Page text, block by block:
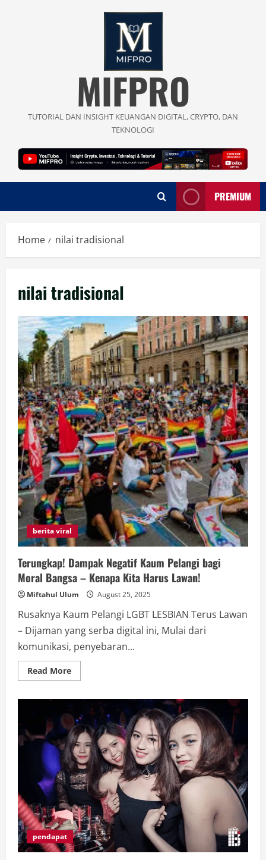
MIFPRO
TUTORIAL DAN INSIGHT KEUANGAN DIGITAL, CRYPTO, DAN
TEKNOLOGI
PREMIUM
Home nilai tradisional
nilai tradisional
berita viral
Terungkap! Dampak Negatif Kaum Pelangi bagi
Moral Bangsa – Kenapa Kita Harus Lawan!
Miftahul Ulum August 25, 2025
Rusaknya Kaum Pelangi LGBT LESBIAN Terus Lawan
– Dijaman yang serba digital ini, Mulai dari
komunikasi, penyebaran...
Read MoreRead
more
Negatif
Kaum
Pelangi
bagi
Moral
Bangsa
–
Kenapa
Kita
Harus
Lawan!
pendapat